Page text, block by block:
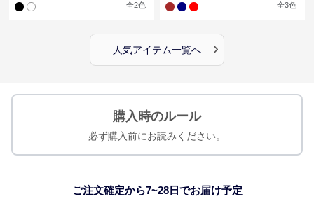
全2色 全3色
人気アイテム一覧へ ›
購入時のルール
必ず購入前にお読みください。
ご注文確定から7~28日でお届け予定